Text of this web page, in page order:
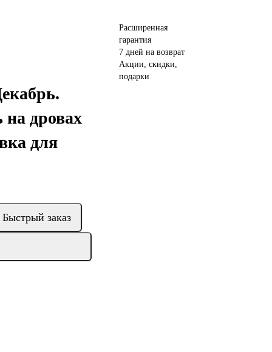
дровах
для
Быстрый заказ
Расширенная
гарантия
7 дней на возврат
Акции, скидки,
подарки